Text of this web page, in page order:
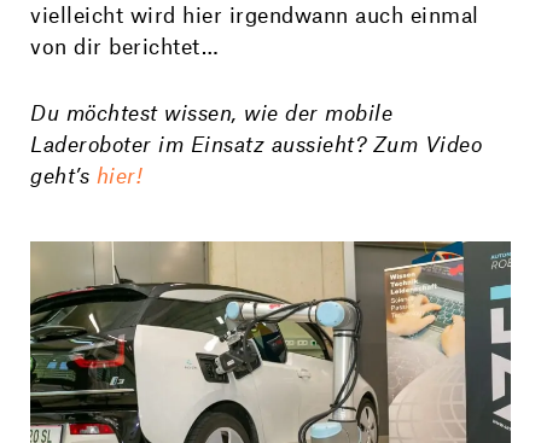
vielleicht wird hier irgendwann auch einmal
von dir berichtet…
Du möchtest wissen, wie der mobile
Laderoboter im Einsatz aussieht? Zum Video
geht’s hier!